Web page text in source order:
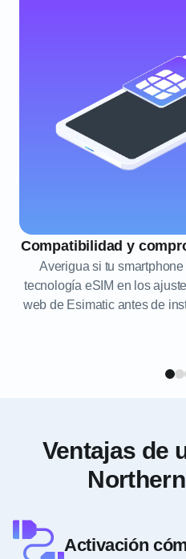
Compatibilidad y
Averigua si tu
tecnología eSIM en los
web de Esimatic antes de
Ventajas de
Activación